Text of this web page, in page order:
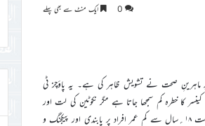
0 ایک منٹ سے بھی پہلے
ہے جس پر ماہرینِ صحت نے تشویش ظاہر کی ہے۔ یہ پاؤچز ٹی
کا خطرہ کم سمجھا جاتا ہے مگر نکوٹین کی لت اور
منہ و دانتوں کے مسائل کا خدشہ موجود ہے۔ سروے کے مطابق ۱۳؍فیصد نوجوان ان کا استعمال کر چکے ہیں۔ حکومت ۱۸؍سال سے کم عمر افراد پر پابندی اور پیکجنگ و